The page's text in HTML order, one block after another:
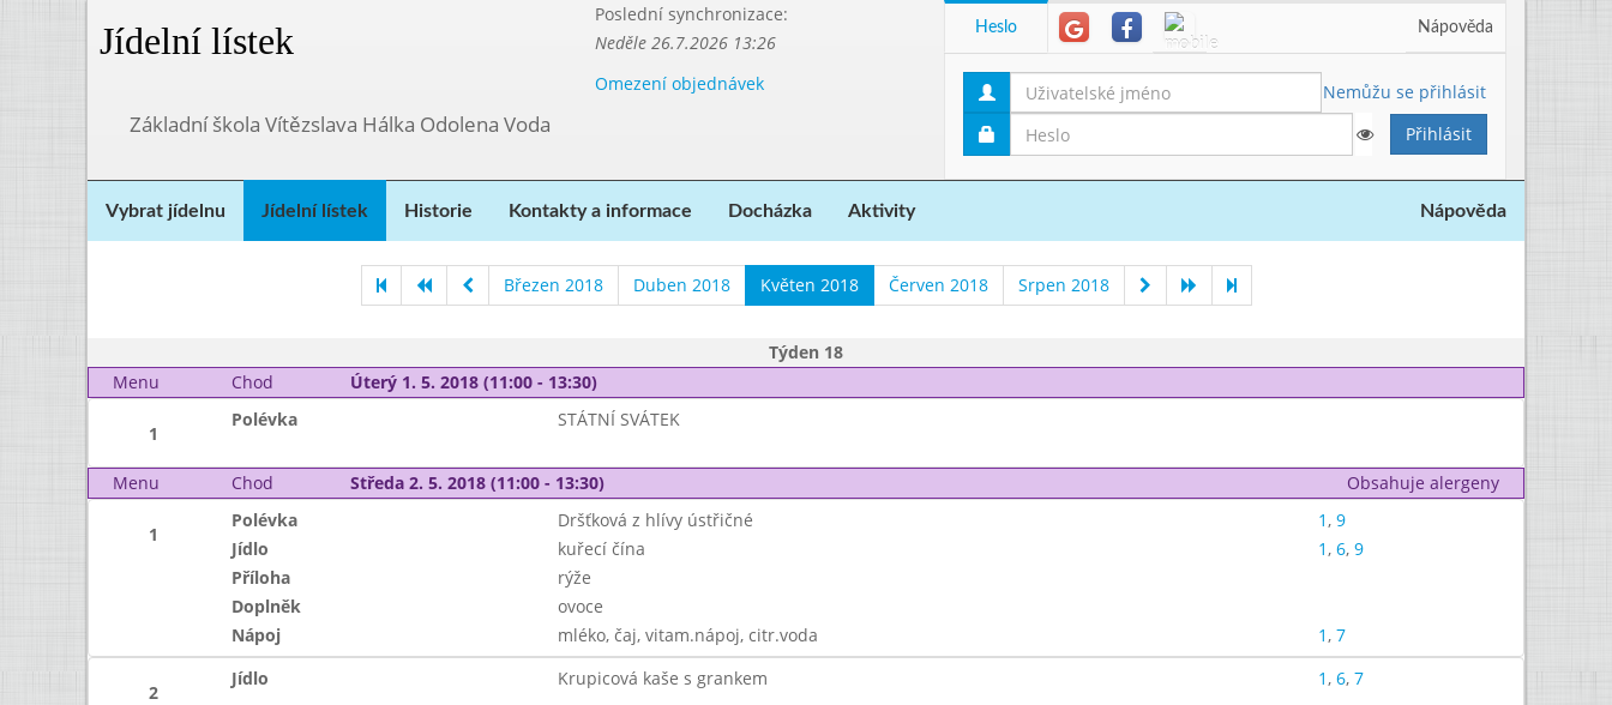
Jídelní lístek
Poslední synchronizace:
Neděle 26.7.2026 13:26
Omezení objednávek
Základní škola Vítězslava Hálka Odolena Voda
Heslo Nápověda
Nemůžu se přihlásit
Vybrat jídelnu Jídelní lístek Historie Kontakty a informace Docházka Aktivity Nápověda
Březen 2018 Duben 2018 Květen 2018 Červen 2018 Srpen 2018
Týden 18
Menu
Chod Úterý 1. 5. 2018 (11:00 - 13:30)
1
Polévka STÁTNÍ SVÁTEK
Menu Chod Středa 2. 5. 2018 (11:00 - 13:30) Obsahuje alergeny
1
Polévka Dršťková z hlívy ústřičné 1, 9
Jídlo
kuřecí čína 1, 6, 9
Příloha
rýže
Doplněk
ovoce
Nápoj
mléko, čaj, vitam.nápoj, citr.voda 1, 7
2
Jídlo Krupicová kaše s grankem 1, 6, 7